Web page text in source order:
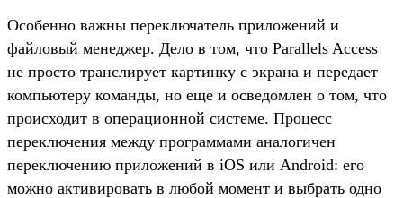
Особенно важны переключатель приложений и
файловый менеджер. Дело в том, что Parallels Access
не просто транслирует картинку с экрана и передает
компьютеру команды, но еще и осведомлен о том, что
происходит в операционной системе. Процесс
переключения между программами аналогичен
переключению приложений в iOS или Android: его
можно активировать в любой момент и выбрать одно